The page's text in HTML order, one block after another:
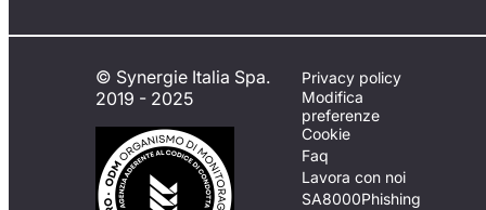
© Synergie Italia Spa.
2019 - 2025
Privacy policy
Modifica
preferenze
Cookie
Faq
Lavora con noi
SA8000Phishing